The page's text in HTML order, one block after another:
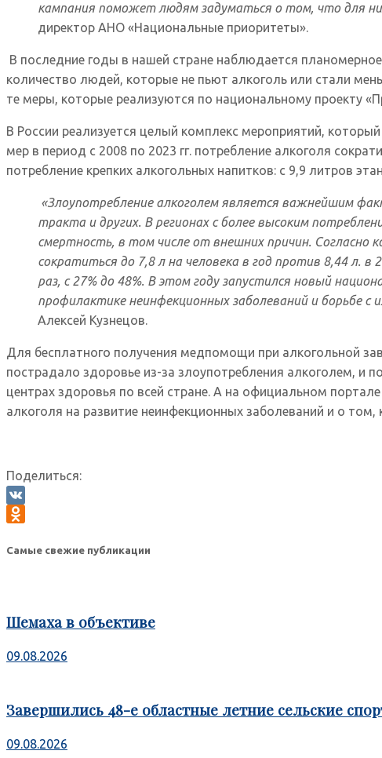
кампания поможет людям задуматься о том, что для
директор АНО «Национальные приоритеты».
В последние годы в нашей стране наблюдается
количество людей, которые не пьют алкоголь или стали
те меры, которые реализуются по национальному проекту
В России реализуется целый комплекс мероприятий,
мер в период с 2008 по 2023 гг. потребление алкоголя
потребление крепких алкогольных напитков: с 9,9 литров
«Злоупотребление алкоголем является важнейшим
тракта и других. В регионах с более высоким
смертность, в том числе от внешних причин. Согласно
сократиться до 7,8 л на человека в год против 8,44 л.
раз, с 27% до 48%. В этом году запустился новый
профилактике неинфекционных заболеваний и борьбе с
Алексей Кузнецов.
Для бесплатного получения медпомощи при алкогольной
пострадало здоровье из-за злоупотребления алкоголем, и
центрах здоровья по всей стране. А на официальном
алкоголя на развитие неинфекционных заболеваний и о том,
Поделиться:
VK
Самые свежие публикации
Шемаха в объективе
09.08.2026
Завершились 48-е областные летние сельские
09.08.2026